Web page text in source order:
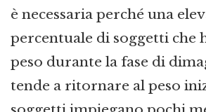
è necessaria perché una
percentuale di soggetti che
peso durante la fase di
tende a ritornare al peso